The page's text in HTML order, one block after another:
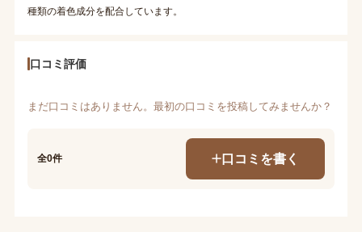
種類の着色成分を配合しています。
口コミ評価
まだ口コミはありません。最初の口コミを投稿してみませんか？
全0件 口コミを書く